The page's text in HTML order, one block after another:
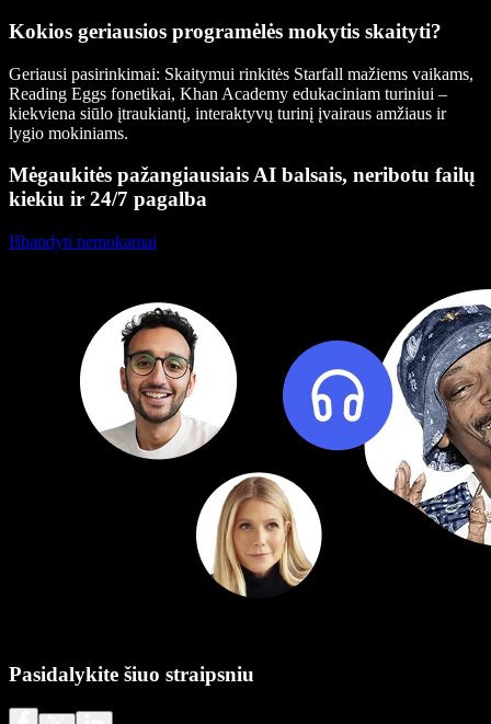
Kokios geriausios programėlės mokytis skaityti?
Geriausi pasirinkimai: Skaitymui rinkitės Starfall mažiems vaikams,
Reading Eggs fonetikai, Khan Academy edukaciniam turiniui –
kiekviena siūlo įtraukiantį, interaktyvų turinį įvairaus amžiaus ir
lygio mokiniams.
Mėgaukitės pažangiausiais AI balsais, neribotu failų
kiekiu ir 24/7 pagalba
Išbandyti nemokamai
Pasidalykite šiuo straipsniu